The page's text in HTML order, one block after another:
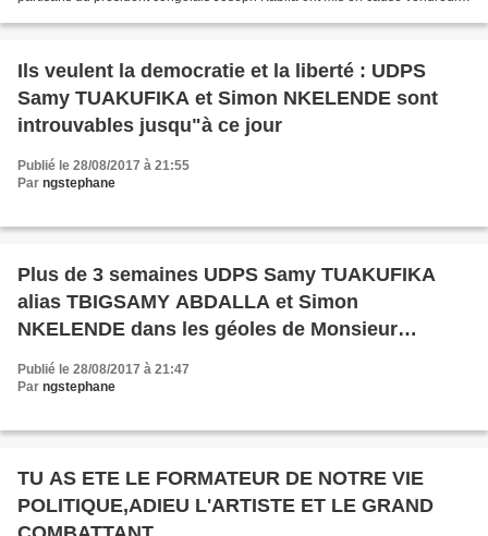
Ils veulent la democratie et la liberté : UDPS
Samy TUAKUFIKA et Simon NKELENDE sont
introuvables jusqu"à ce jour
Publié le 28/08/2017 à 21:55
Par ngstephane
Plus de 3 semaines UDPS Samy TUAKUFIKA
alias TBIGSAMY ABDALLA et Simon
NKELENDE dans les géoles de Monsieur
KABILA
Publié le 28/08/2017 à 21:47
Par ngstephane
TU AS ETE LE FORMATEUR DE NOTRE VIE
POLITIQUE,ADIEU L'ARTISTE ET LE GRAND